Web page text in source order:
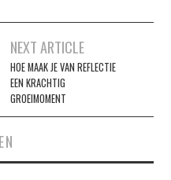
NEXT ARTICLE
HOE MAAK JE VAN REFLECTIE
EEN KRACHTIG
GROEIMOMENT